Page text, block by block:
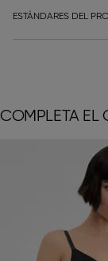
ESTÁNDARES DEL
COMPLETA EL